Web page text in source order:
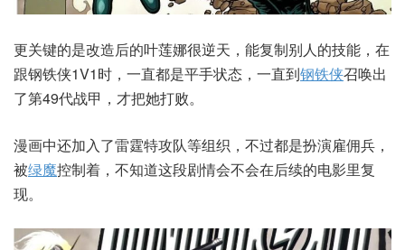
更关键的是改造后的叶莲娜很逆天，能复制别人的技能，在
跟钢铁侠1V1时，一直都是平手状态，一直到钢铁侠召唤出
了第49代战甲，才把她打败。
漫画中还加入了雷霆特攻队等组织，不过都是扮演雇佣兵，
被绿魔控制着，不知道这段剧情会不会在后续的电影里复
现。